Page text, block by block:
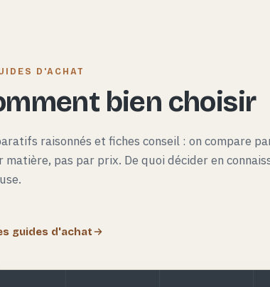
D'ACHAT
bien choisir
raisonnés et fiches conseil : on compare
matière, pas par prix. De quoi décider en
guides d'achat